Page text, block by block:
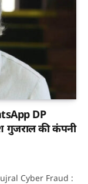
DP
गुजराल की कंपनी
Cyber Fraud :